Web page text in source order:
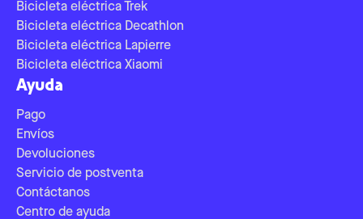
Bicicleta eléctrica Trek
Bicicleta eléctrica Decathlon
Bicicleta eléctrica Lapierre
Bicicleta eléctrica Xiaomi
Ayuda
Pago
Envíos
Devoluciones
Servicio de postventa
Contáctanos
Centro de ayuda